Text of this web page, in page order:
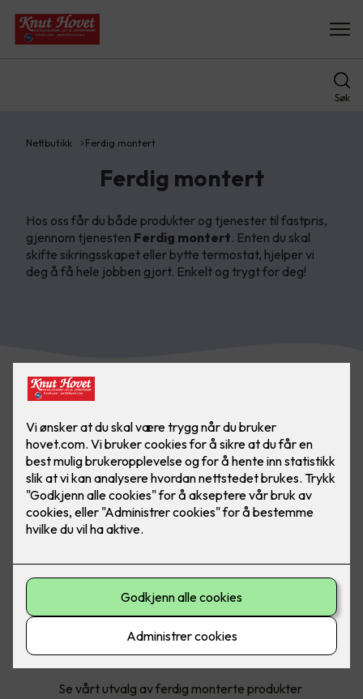
Søk
Nettbutikk Ferdig montert
Ferdig montert
Hos oss får du både produkter og tjenester til fastpris,
gjennom tjenesten Ferdig montert. Enten du skal
skifte sikringsskapet eller bytte termostat, hjelper vi
deg å få hele jobben gjort. Enkelt og trygt for deg!
Med ferdig montert får du:
Pakkepris på produkt og montering
Jobben gjort, trygt og enkelt for deg
Se vårt utvalg av ferdig monterte produkter